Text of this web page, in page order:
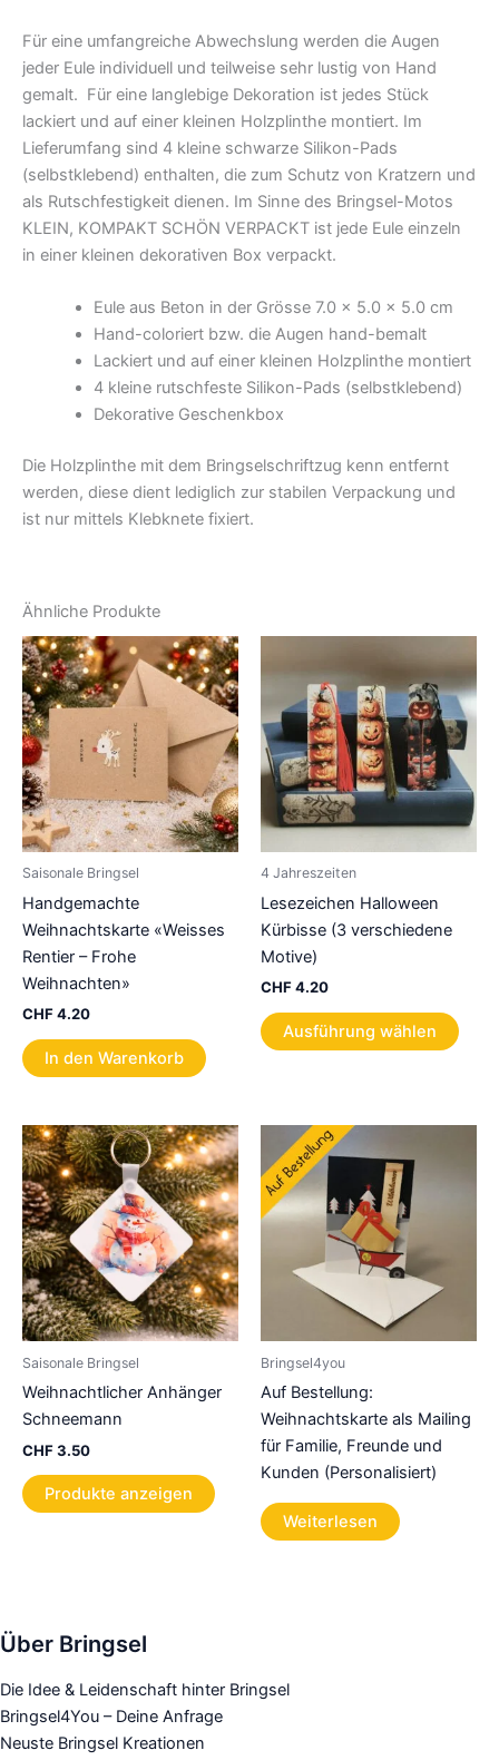
Für eine umfangreiche Abwechslung werden die Augen
jeder Eule individuell und teilweise sehr lustig von Hand
gemalt. Für eine langlebige Dekoration ist jedes Stück
lackiert und auf einer kleinen Holzplinthe montiert. Im
Lieferumfang sind 4 kleine schwarze Silikon-Pads
(selbstklebend) enthalten, die zum Schutz von Kratzern und
als Rutschfestigkeit dienen. Im Sinne des Bringsel-Motos
KLEIN, KOMPAKT SCHÖN VERPACKT ist jede Eule einzeln
in einer kleinen dekorativen Box verpackt.
Eule aus Beton in der Grösse 7.0 x 5.0 x 5.0 cm
Hand-coloriert bzw. die Augen hand-bemalt
Lackiert und auf einer kleinen Holzplinthe montiert
4 kleine rutschfeste Silikon-Pads (selbstklebend)
Dekorative Geschenkbox
Die Holzplinthe mit dem Bringselschriftzug kenn entfernt
werden, diese dient lediglich zur stabilen Verpackung und
ist nur mittels Klebknete fixiert.
Ähnliche Produkte
Saisonale Bringsel
Handgemachte
Weihnachtskarte «Weisses
Rentier – Frohe
Weihnachten»
CHF4.20
In den Warenkorb
4 Jahreszeiten
Lesezeichen Halloween
Kürbisse (3 verschiedene
Motive)
CHF4.20
Ausführung wählen
Saisonale Bringsel
Weihnachtlicher Anhänger
Schneemann
CHF3.50
Produkte anzeigen
Bringsel4you
Auf Bestellung:
Weihnachtskarte als Mailing
für Familie, Freunde und
Kunden (Personalisiert)
Weiterlesen
Über Bringsel
Die Idee & Leidenschaft hinter Bringsel
Bringsel4You – Deine Anfrage
Neuste Bringsel Kreationen